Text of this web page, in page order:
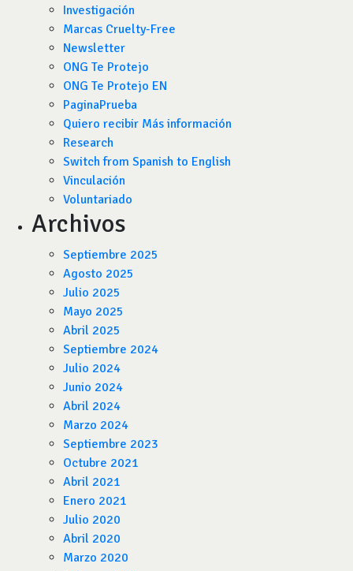
Investigación
Marcas Cruelty-Free
Newsletter
ONG Te Protejo
ONG Te Protejo EN
PaginaPrueba
Quiero recibir Más información
Research
Switch from Spanish to English
Vinculación
Voluntariado
Archivos
Septiembre 2025
Agosto 2025
Julio 2025
Mayo 2025
Abril 2025
Septiembre 2024
Julio 2024
Junio 2024
Abril 2024
Marzo 2024
Septiembre 2023
Octubre 2021
Abril 2021
Enero 2021
Julio 2020
Abril 2020
Marzo 2020